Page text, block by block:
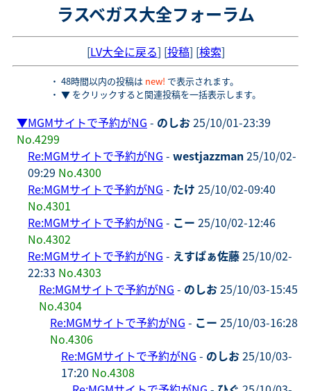
ラスベガス大全フォーラム
[LV大全に戻る] [投稿] [検索]
・ 48時間以内の投稿は new! で表示されます。
・ ▼ をクリックすると関連投稿を一括表示します。
▼MGMサイトで予約がNG - のしお25/10/01-23:39
No.4299
Re:MGMサイトで予約がNG - westjazzman 25/10/02-
09:29 No.4300
Re:MGMサイトで予約がNG - たけ 25/10/02-09:40
No.4301
Re:MGMサイトで予約がNG - こー 25/10/02-12:46
No.4302
Re:MGMサイトで予約がNG - えすぱぁ佐藤25/10/02-
22:33 No.4303
Re:MGMサイトで予約がNG - のしお25/10/03-15:45
No.4304
Re:MGMサイトで予約がNG - こー 25/10/03-16:28
No.4306
Re:MGMサイトで予約がNG - のしお25/10/03-
17:20 No.4308